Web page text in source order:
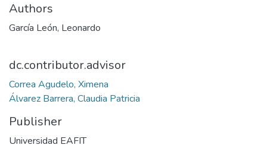
Authors
García León, Leonardo
dc.contributor.advisor
Correa Agudelo, Ximena
Álvarez Barrera, Claudia Patricia
Publisher
Universidad EAFIT